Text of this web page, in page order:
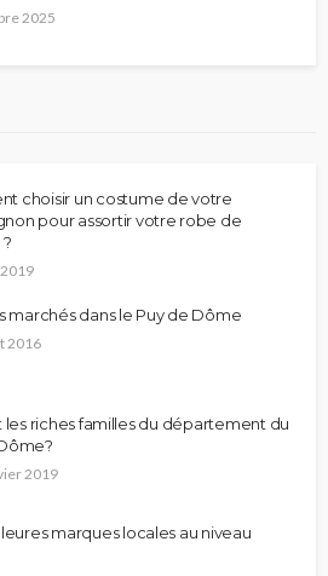
2025
choisir un costume de votre
pour assortir votre robe de
marchés dans le Puy de Dôme
2016
les riches familles du département du
2019
marques locales au niveau